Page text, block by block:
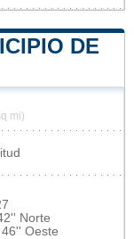
DE
mi)
Norte
46'' Oeste